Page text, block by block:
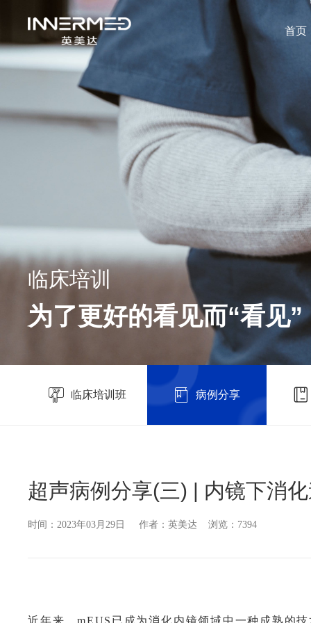
首页
临床培训
为了更好的看见而“看见”
临床培训班 病例分享
超声病例分享(三) | 内镜下消
时间：2023年03月29日 作者：英美达 浏览：7394
近年来，mEUS已成为消化内镜领域中一种成熟的